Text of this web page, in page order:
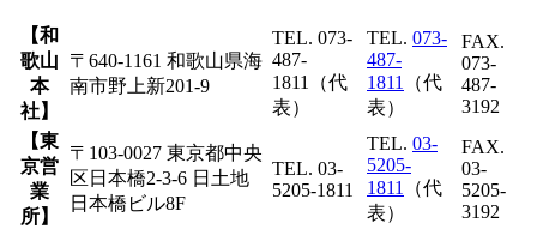
【和
歌山
本
社】
〒640-1161 和歌山県海
南市野上新201-9
TEL. 073-
487-
1811（代
表）
TEL. 073-
487-
1811
（代
表）
FAX.
073-
487-
3192
【東
京営
業
所】
〒103-0027 東京都中央
区日本橋2-3-6 日土地
日本橋ビル8F
TEL. 03-
5205-1811
TEL. 03-
5205-
1811
（代
表）
FAX.
03-
5205-
3192